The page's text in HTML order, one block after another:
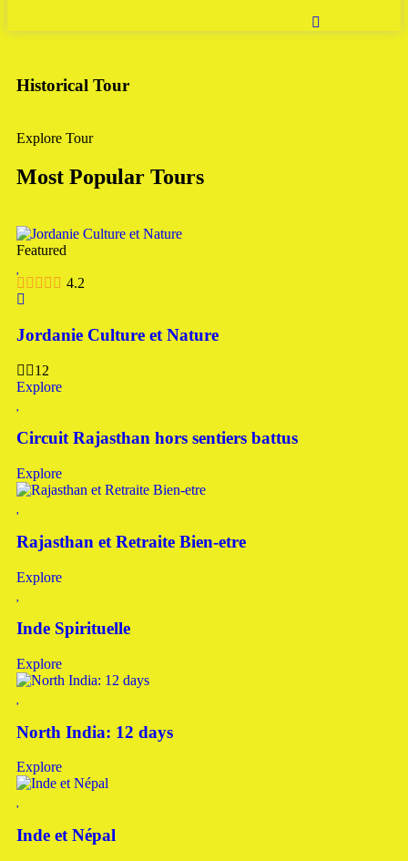
Historical Tour
Explore Tour
Most Popular Tours
Featured
4.2
Jordanie Culture et Nature
12
Explore
Circuit Rajasthan hors sentiers battus
Explore
Rajasthan et Retraite Bien-etre
Explore
Inde Spirituelle
Explore
North India: 12 days
Explore
Inde et Népal